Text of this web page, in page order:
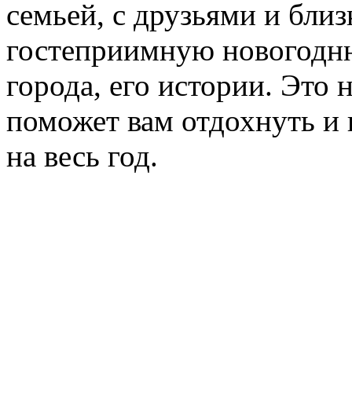
семьей, с друзьями и
гостеприимную
города, его истории. Это
поможет вам отдохнуть и
на весь год.